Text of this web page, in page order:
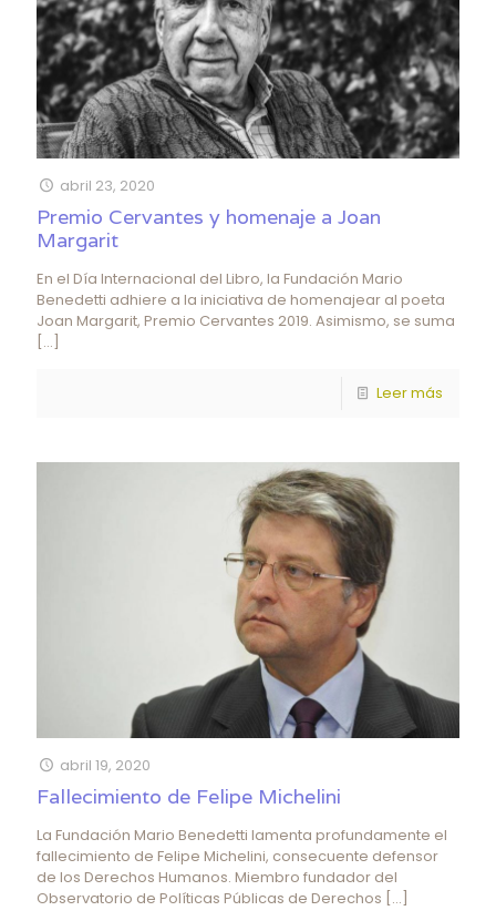
abril 23, 2020
Premio Cervantes y homenaje a Joan
Margarit
En el Día Internacional del Libro, la Fundación Mario
Benedetti adhiere a la iniciativa de homenajear al poeta
Joan Margarit, Premio Cervantes 2019. Asimismo, se suma
[…]
Leer más
abril 19, 2020
Fallecimiento de Felipe Michelini
La Fundación Mario Benedetti lamenta profundamente el
fallecimiento de Felipe Michelini, consecuente defensor
de los Derechos Humanos. Miembro fundador del
Observatorio de Políticas Públicas de Derechos […]